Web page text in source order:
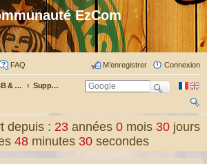
EzCom
FAQ Connexion
M’enregistrer
phpBB & Co Support pour phpBB
depuis : 23 années0 mois30 jours
48 minutes 31 secondes